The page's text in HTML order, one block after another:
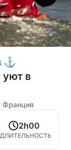
⚓
уют в
Франция
2h00
ДЛИТЕЛЬНОСТЬ